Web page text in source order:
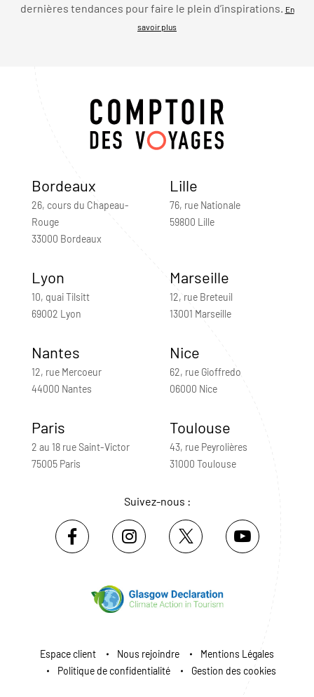
dernières tendances pour faire le plein d’inspirations.
En
savoir plus
Bordeaux
26, cours du Chapeau-
Rouge
33000 Bordeaux
Lille
76, rue Nationale
59800 Lille
Lyon
10, quai Tilsitt
69002 Lyon
Marseille
12, rue Breteuil
13001 Marseille
Nantes
12, rue Mercoeur
44000 Nantes
Nice
62, rue Gioffredo
06000 Nice
Paris
2 au 18 rue Saint-Victor
75005 Paris
Toulouse
43, rue Peyrolières
31000 Toulouse
Suivez-nous :
Espace client Nous rejoindre
Mentions Légales
Politique de confidentialité
Gestion des cookies